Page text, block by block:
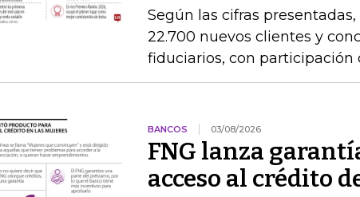
Según las cifras
22.700 nuevos clientes y
fiduciarios, con participación
BANCOS 03/08/2026
FNG lanza
acceso al crédito